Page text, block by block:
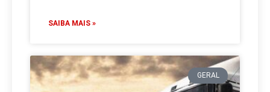
SAIBA MAIS »
GERAL